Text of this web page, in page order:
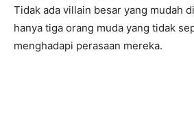
Tidak ada villain besar yang mudah
hanya tiga orang muda yang tidak
menghadapi perasaan mereka.